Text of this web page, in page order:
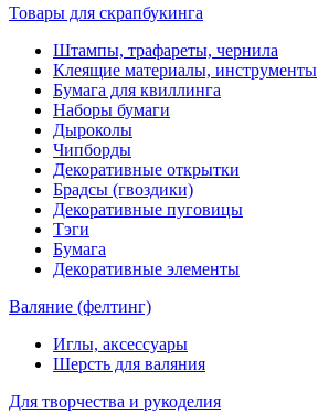
Товары для скрапбукинга
Штампы, трафареты, чернила
Клеящие материалы, инструменты
Бумага для квиллинга
Наборы бумаги
Дыроколы
Чипборды
Декоративные открытки
Брадсы (гвоздики)
Декоративные пуговицы
Тэги
Бумага
Декоративные элементы
Валяние (фелтинг)
Иглы, аксессуары
Шерсть для валяния
Для творчества и рукоделия